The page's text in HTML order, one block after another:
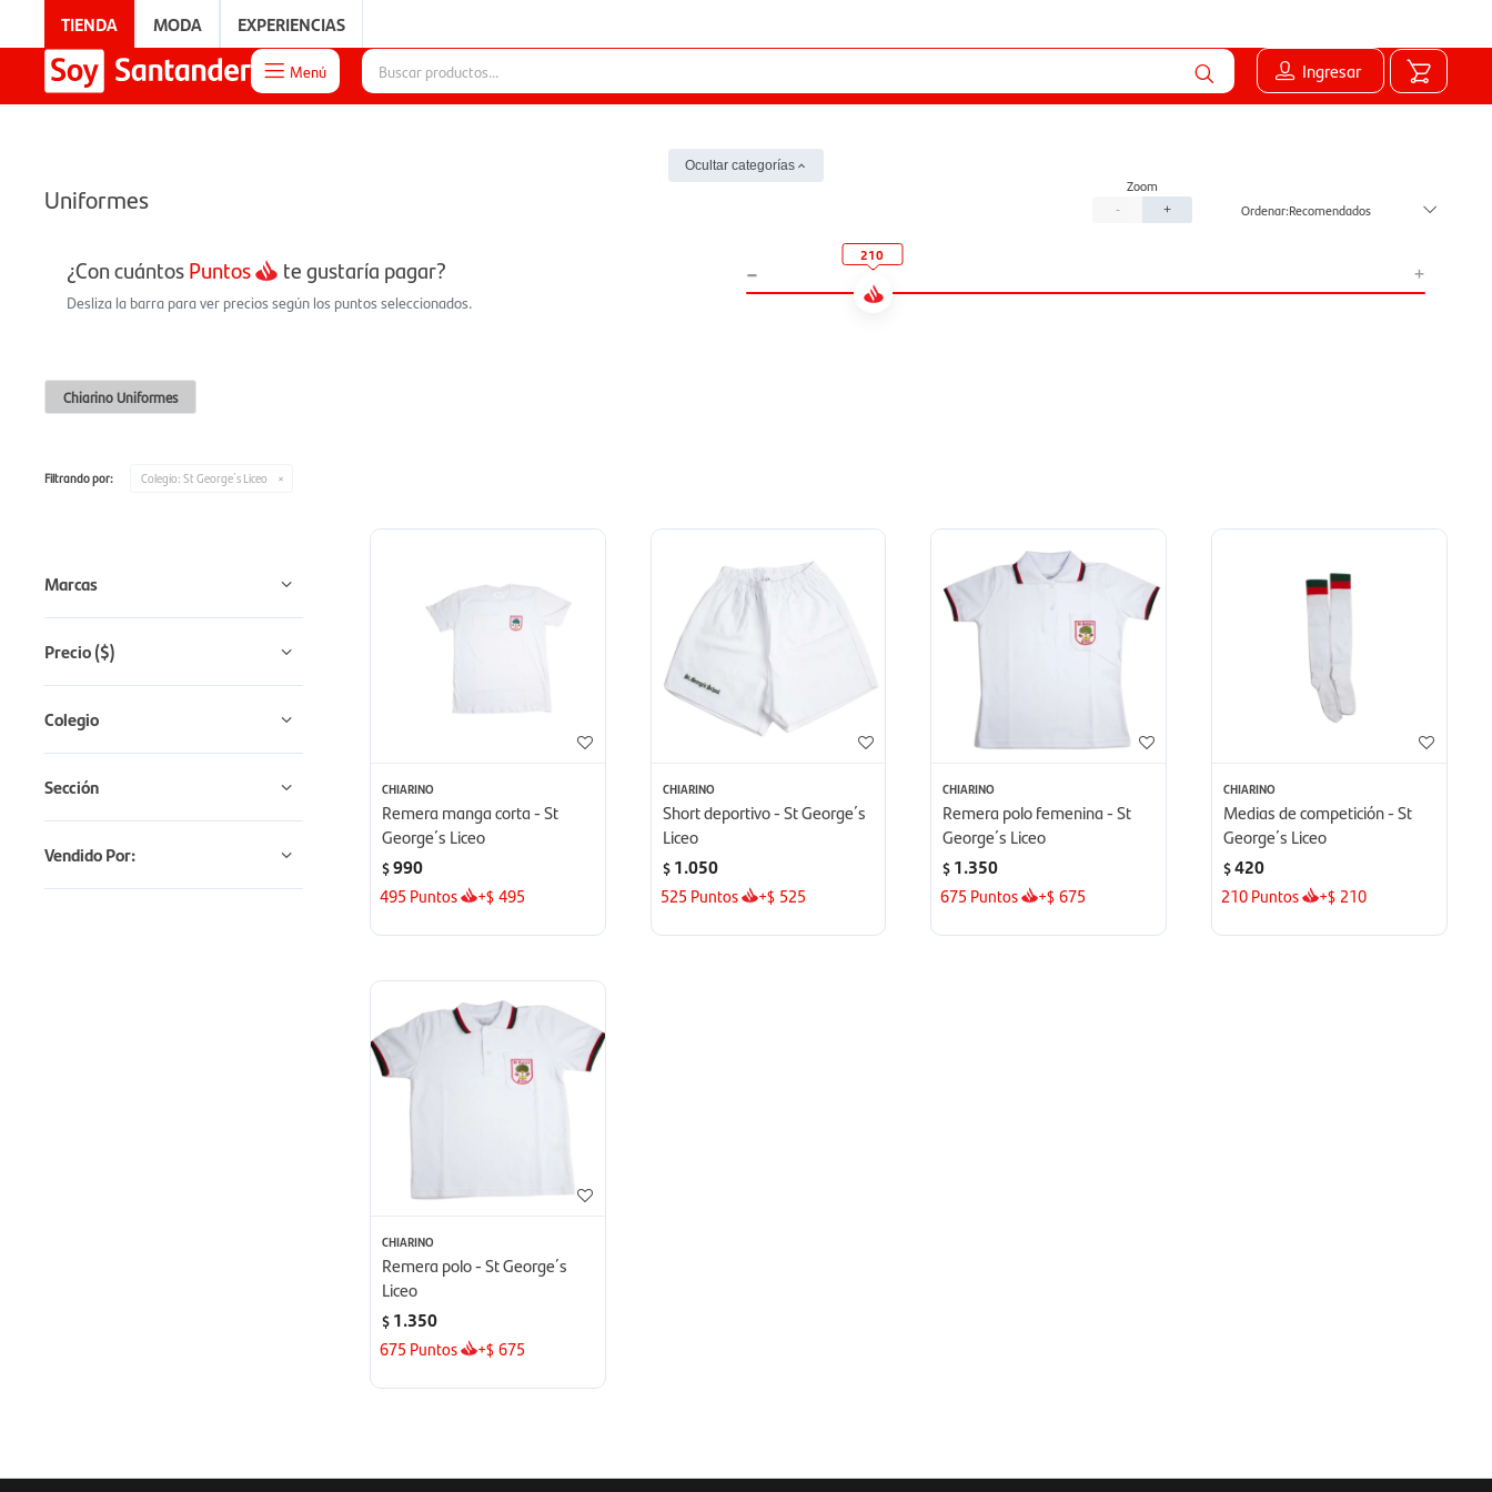
TIENDA MODA EXPERIENCIAS
 Menú Ingresar
Ocultar categorías
Uniformes - + Recomendados
¿Con cuántosPuntos te gustaría pagar?
Desliza la barra para ver precios según los puntos seleccionados.
- +
210
Chiarino Uniformes
Filtrando por: Colegio: St George´s Liceo
CHIARINO
Remera manga corta - St
George´s Liceo
$990
495 Puntos +$ 495
CHIARINO
Short deportivo - St George´s
Liceo
$ 1.050
525 Puntos +$ 525
CHIARINO
Remera polo femenina - St
George´s Liceo
$ 1.350
675 Puntos +$ 675
CHIARINO
Medias de competición - St
George´s Liceo
$420
210Puntos +$ 210
CHIARINO
Remera polo - St George´s
Liceo
$ 1.350
675 Puntos +$ 675
Marcas
Precio($)
Colegio
Sección
Vendido Por: